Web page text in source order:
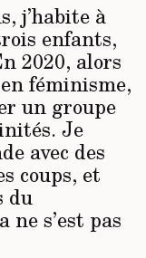
j’habite à
enfants,
2020, alors
féminisme,
un groupe
Je
avec des
coups, et
du
s’est pas